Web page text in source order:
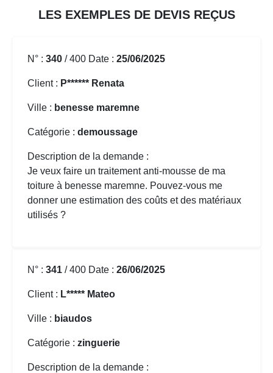
LES EXEMPLES DE DEVIS REÇUS
N° : 340 / 400 Date : 25/06/2025
Client : P****** Renata
Ville : benesse maremne
Catégorie : demoussage
Description de la demande :
Je veux faire un traitement anti-mousse de ma
toiture à benesse maremne. Pouvez-vous me
donner une estimation des coûts et des matériaux
utilisés ?
N° : 341 / 400 Date : 26/06/2025
Client : L***** Mateo
Ville : biaudos
Catégorie : zinguerie
Description de la demande :